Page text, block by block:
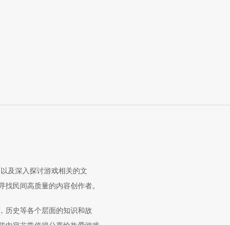
及深入探讨游戏相关的文
民间高质量的内容创作者。
历史等各个层面的知识和故